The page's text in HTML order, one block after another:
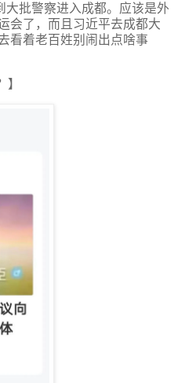
批警察进入成都。应该是外
会了，而且习近平去成都大
看着老百姓别闹出点啥事